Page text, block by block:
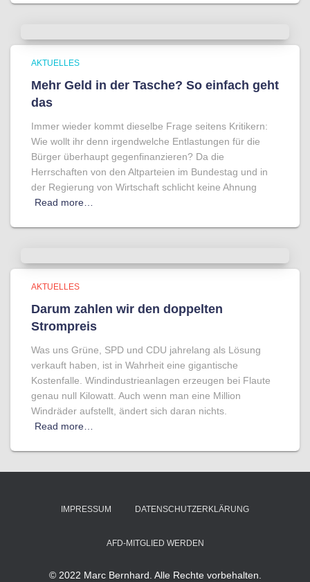
AKTUELLES
Mehr Geld in der Tasche? So einfach geht
das
Immer wieder kommt dieselbe Frage seitens Kritikern:
Wie wollt ihr denn irgendwelche Entlastungen für die
Bürger überhaupt gegenfinanzieren? Da die
Herrschaften von den Altparteien im Bundestag und in
der Regierung von Wirtschaft schlicht keine Ahnung
Read more…
AKTUELLES
Darum zahlen wir den doppelten
Strompreis
Was uns Grüne, SPD und CDU jahrelang als Lösung
verkauft haben, ist in Wahrheit eine gigantische
Kostenfalle. Windindustrieanlagen erzeugen bei Flaute
genau null Kilowatt. Auch wenn man eine Million
Windräder aufstellt, ändert sich daran nichts.
Read more…
IMPRESSUM DATENSCHUTZERKLÄRUNG
AFD-MITGLIED WERDEN
© 2022 Marc Bernhard. Alle Rechte vorbehalten.